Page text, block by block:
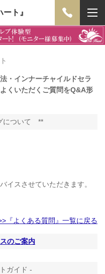
ト』
・インナーチャイルドセラ
くいただくご質問をQ&A形
について **
イスさせていただきます。
『よくある質問』一覧に戻る
のご案内
ガイド -